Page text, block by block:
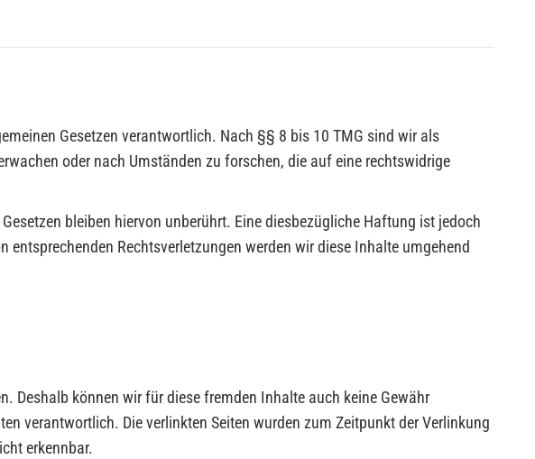
Gesetzen verantwortlich. Nach §§ 8 bis 10 TMG sind wir als
oder nach Umständen zu forschen, die auf eine rechtswidrige
bleiben hiervon unberührt. Eine diesbezügliche Haftung ist jedoch
Rechtsverletzungen werden wir diese Inhalte umgehend
Deshalb können wir für diese fremden Inhalte auch keine Gewähr
verantwortlich. Die verlinkten Seiten wurden zum Zeitpunkt der Verlinkung
erkennbar.